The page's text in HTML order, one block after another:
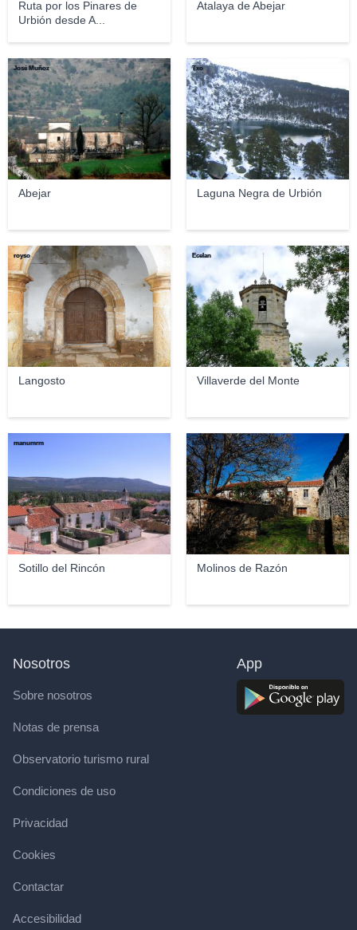
Ruta por los Pinares de
Urbión desde A...
Atalaya de Abejar
Abejar
José Muñoz
Laguna Negra de Urbión
Txo
Langosto
royso
Villaverde del Monte
Ecelan
Sotillo del Rincón
manumrm
Molinos de Razón
MSOR
Nosotros
Sobre nosotros
Notas de prensa
Observatorio turismo rural
Condiciones de uso
Privacidad
Cookies
Contactar
Accesibilidad
App